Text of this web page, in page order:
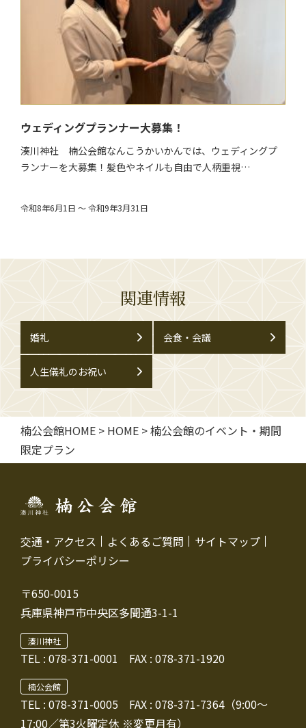
$target_date
ウェディングプランナー大募集！
湊川神社 楠公会館なんこうかいかんでは、ウェディングプ
ランナーを大募集！髪色やネイルも自由で人柄重視…
令和8年6月1日 ～ 令和9年3月31日
関連情報
婚礼 会食・会議
人生儀礼のお祝い
楠公会館HOME > HOME >楠公会館のイベント・期間
限定プラン
交通・アクセス よくあるご質問
サイトマップ
プライバシーポリシー
〒650-0015
兵庫県神戸市中央区多聞通3-1-1
湊川神社
TEL : 078-371-0001 FAX : 078-371-1920
楠公会館
TEL : 078-371-0005 FAX : 078-371-7364（9:00～
17:00／第3火曜定休 ※変更月有）